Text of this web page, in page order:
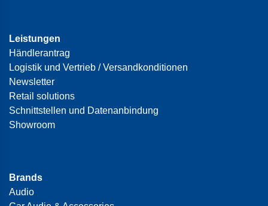
Leistungen
Händlerantrag
Logistik und Vertrieb / Versandkonditionen
Newsletter
Retail solutions
Schnittstellen und Datenanbindung
Showroom
Brands
Audio